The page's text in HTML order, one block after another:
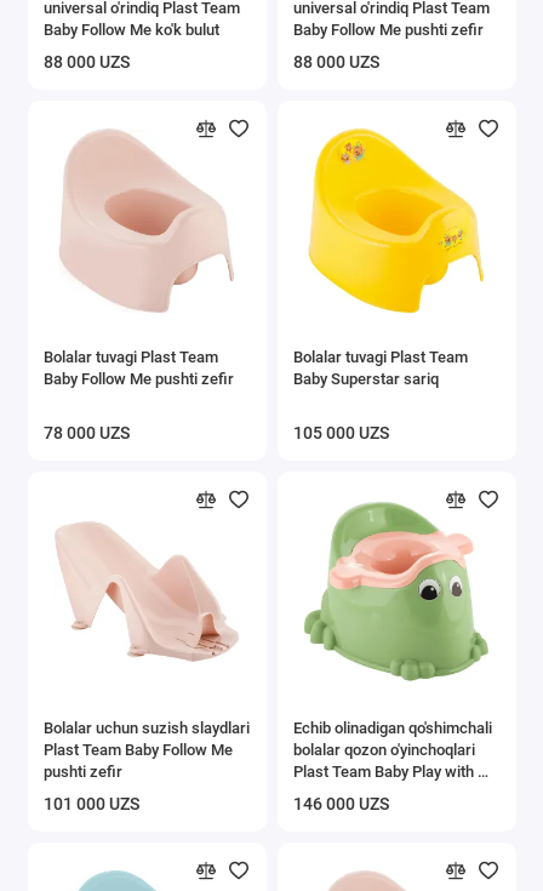
Ilgichlar
Tokchalar
Ichki kiyimlar uchun quritgichlar
Kiyimlari uchun javonlar
Oshxona buyumlari
Ostona gilamlari
Buyumlarni saqlash
Vanna va hojatxona aksessuarlari
Show All
universal o'rindiq Plast Team
Baby Follow Me ko'k bulut
88 000 UZS
universal o'rindiq Plast Team
Baby Follow Me pushti zefir
88 000 UZS
Bolalar tuvagi Plast Team
Baby Follow Me pushti zefir
78 000 UZS
Bolalar tuvagi Plast Team
Baby Superstar sariq
105 000 UZS
Bolalar uchun suzish slaydlari
Plast Team Baby Follow Me
pushti zefir
101 000 UZS
Echib olinadigan qo'shimchali
bolalar qozon o'yinchoqlari
Plast Team Baby Play with Me
146 000 UZS